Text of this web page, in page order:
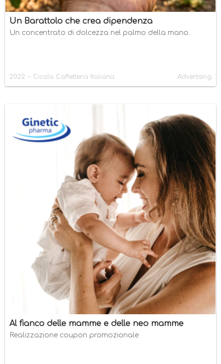
Un Barattolo che crea dipendenza
Un concentrato di dolcezza nel palmo della mano.
2022 - Cicala Caffetteria Italiana Advertising
Al fianco delle mamme e delle neo mamme
Realizzazione coupon promozionale